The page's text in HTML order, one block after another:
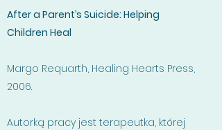
After a Parent’s Suicide: Helping
Children Heal
Margo Requarth, Healing Hearts Press,
2006.
Autorką pracy jest terapeutka, której